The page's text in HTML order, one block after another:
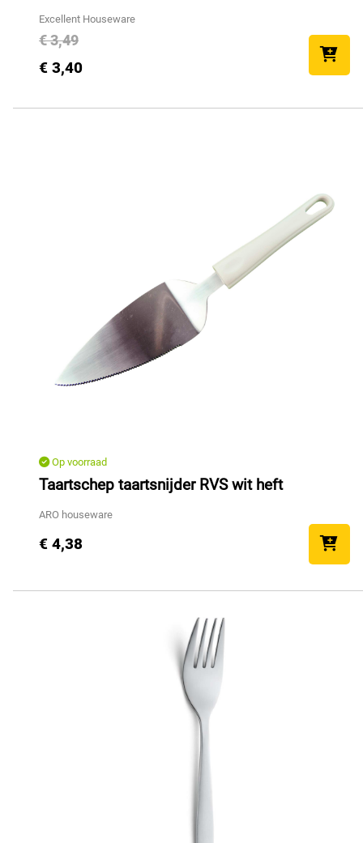
Excellent Houseware
€ 3,49
€ 3,40
Op voorraad
Taartschep taartsnijder RVS wit heft
ARO houseware
€ 4,38